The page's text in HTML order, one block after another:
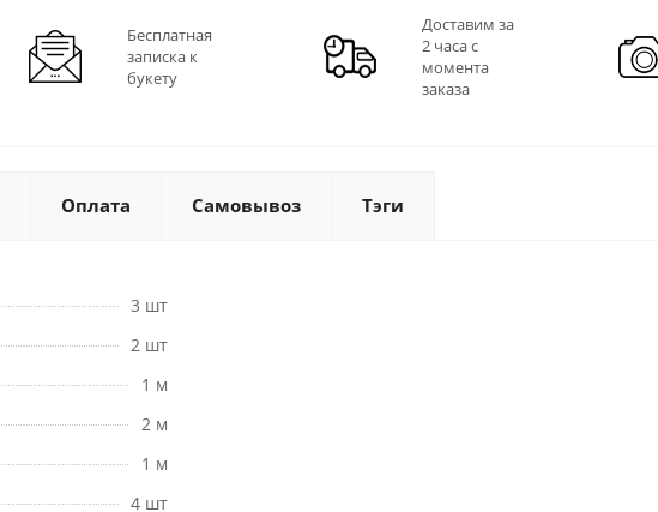
Бесплатная
записка к
букету
Доставим за
2 часа с
момента
заказа
Оплата Самовывоз Тэги
3 шт
2 шт
1 м
2 м
1 м
4 шт